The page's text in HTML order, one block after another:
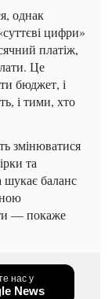
однак
цифри»
платіж,
Це
бюджет, і
і тими, хто
змінюватися
та
шукає баланс
— покаже
нас у
News